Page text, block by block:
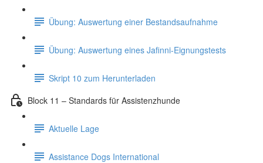
Übung: Auswertung einer Bestandsaufnahme
Übung: Auswertung eines Jafinni-Eignungstests
Skript 10 zum Herunterladen
Block 11 – Standards für Assistenzhunde
Aktuelle Lage
Assistance Dogs International